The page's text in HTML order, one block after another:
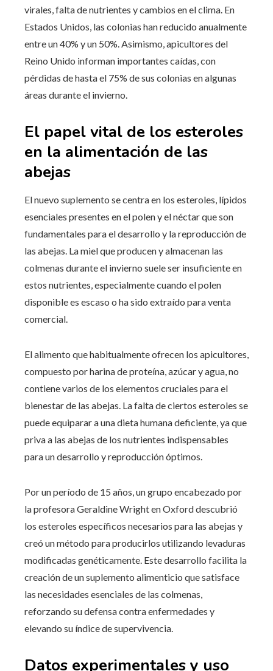
virales, falta de nutrientes y cambios en el clima. En
Estados Unidos, las colonias han reducido anualmente
entre un 40% y un 50%. Asimismo, apicultores del
Reino Unido informan importantes caídas, con
pérdidas de hasta el 75% de sus colonias en algunas
áreas durante el invierno.
El papel vital de los esteroles
en la alimentación de las
abejas
El nuevo suplemento se centra en los esteroles, lípidos
esenciales presentes en el polen y el néctar que son
fundamentales para el desarrollo y la reproducción de
las abejas. La miel que producen y almacenan las
colmenas durante el invierno suele ser insuficiente en
estos nutrientes, especialmente cuando el polen
disponible es escaso o ha sido extraído para venta
comercial.
El alimento que habitualmente ofrecen los apicultores,
compuesto por harina de proteína, azúcar y agua, no
contiene varios de los elementos cruciales para el
bienestar de las abejas. La falta de ciertos esteroles se
puede equiparar a una dieta humana deficiente, ya que
priva a las abejas de los nutrientes indispensables
para un desarrollo y reproducción óptimos.
Por un período de 15 años, un grupo encabezado por
la profesora Geraldine Wright en Oxford descubrió
los esteroles específicos necesarios para las abejas y
creó un método para producirlos utilizando levaduras
modificadas genéticamente. Este desarrollo facilita la
creación de un suplemento alimenticio que satisface
las necesidades esenciales de las colmenas,
reforzando su defensa contra enfermedades y
elevando su índice de supervivencia.
Datos experimentales y uso